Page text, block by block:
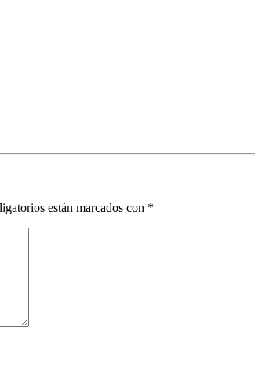
están marcados con *